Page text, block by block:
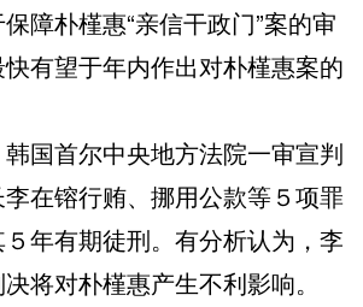
障朴槿惠“亲信干政门”案的审
有望于年内作出对朴槿惠案的
首尔中央地方法院一审宣判
在镕行贿、挪用公款等５项罪
年有期徒刑。有分析认为，李
将对朴槿惠产生不利影响。